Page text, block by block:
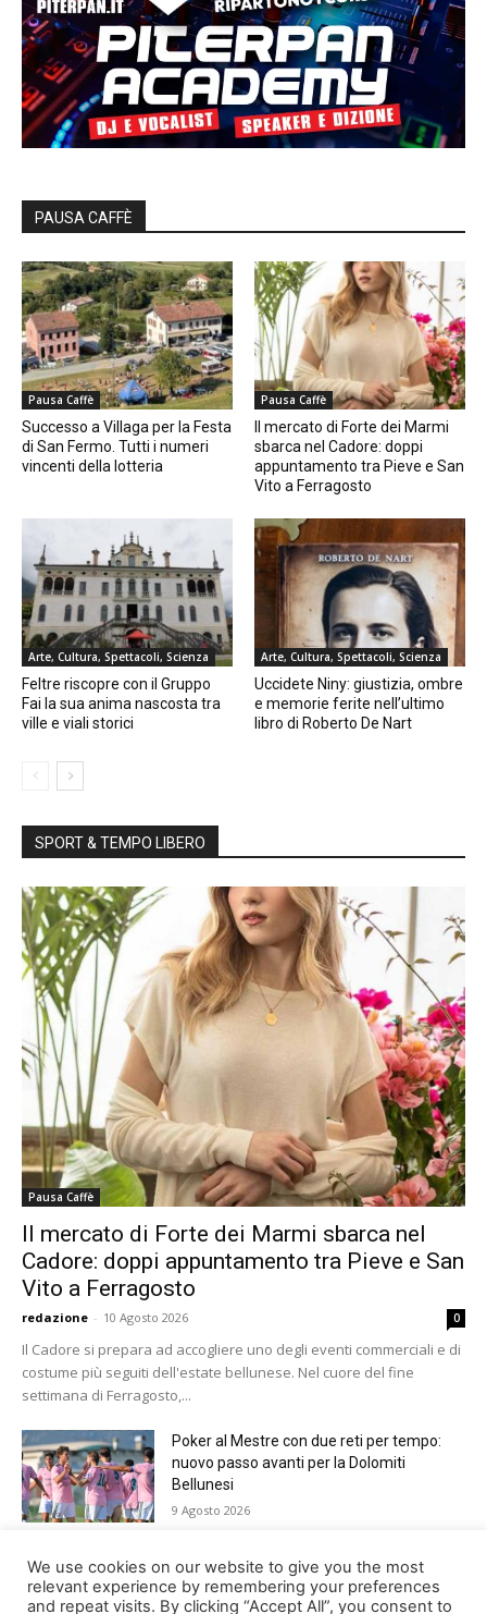
PAUSA CAFFÈ
Pausa Caffè
Successo a Villaga per la Festa
di San Fermo. Tutti i numeri
vincenti della lotteria
Pausa Caffè
Il mercato di Forte dei Marmi
sbarca nel Cadore: doppi
appuntamento tra Pieve e San
Vito a Ferragosto
Arte, Cultura, Spettacoli, Scienza
Feltre riscopre con il Gruppo
Fai la sua anima nascosta tra
ville e viali storici
Arte, Cultura, Spettacoli, Scienza
Uccidete Niny: giustizia, ombre
e memorie ferite nell’ultimo
libro di Roberto De Nart
SPORT & TEMPO LIBERO
Pausa Caffè
Il mercato di Forte dei Marmi sbarca nel
Cadore: doppi appuntamento tra Pieve e San
Vito a Ferragosto
redazione - 10 Agosto 2026 0
Il Cadore si prepara ad accogliere uno degli eventi commerciali e di
costume più seguiti dell'estate bellunese. Nel cuore del fine
settimana di Ferragosto,...
Poker al Mestre con due reti per tempo:
nuovo passo avanti per la Dolomiti
Bellunesi
9 Agosto 2026
Paracadutismo, Trofeo Città di Belluno.
Germania davanti a tutti nella 37ma
edizione
We use cookies on our website to give you the most
relevant experience by remembering your preferences
and repeat visits. By clicking “Accept All”, you consent to